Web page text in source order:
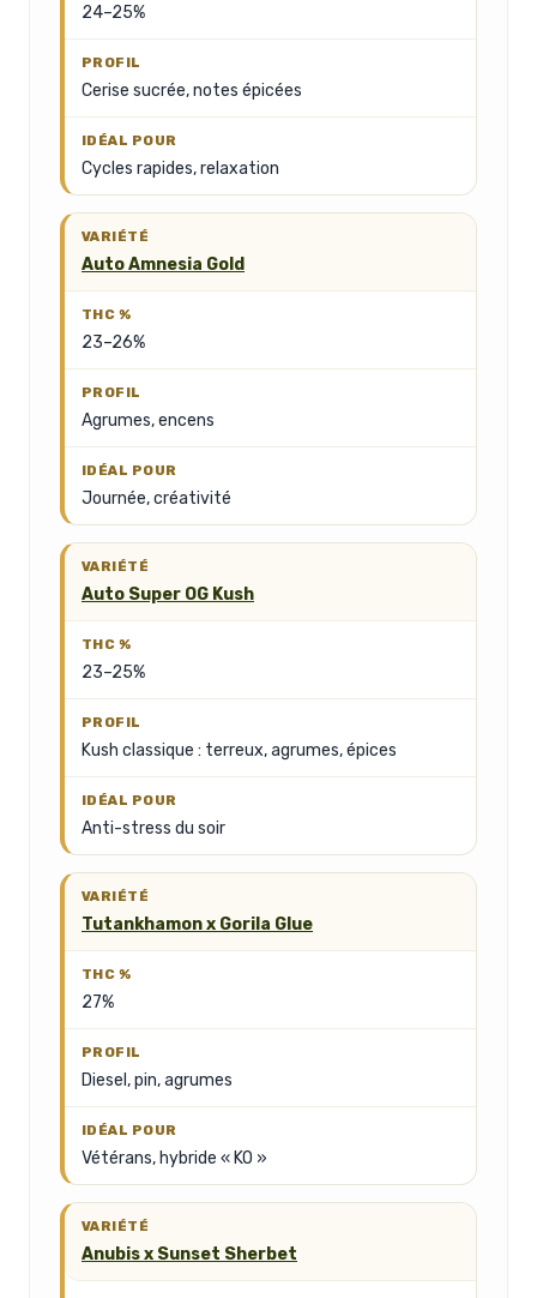
24–25%
Cerise sucrée, notes épicées
Cycles rapides, relaxation
Auto Amnesia Gold
23–26%
Agrumes, encens
Journée, créativité
Auto Super OG Kush
23–25%
Kush classique : terreux, agrumes, épices
Anti-stress du soir
Tutankhamon x Gorila Glue
27%
Diesel, pin, agrumes
Vétérans, hybride « KO »
Anubis x Sunset Sherbet